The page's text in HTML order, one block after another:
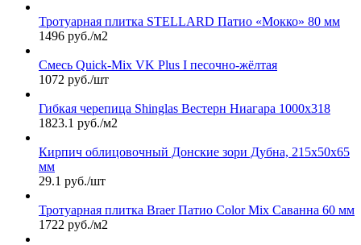
Тротуарная плитка STELLARD Патио «Мокко» 80 мм
1496 руб./м2
Смесь Quick-Mix VK Plus I песочно-жёлтая
1072 руб./шт
Гибкая черепица Shinglas Вестерн Ниагара 1000х318
1823.1 руб./м2
Кирпич облицовочный Донские зори Дубна, 215х50х65
мм
29.1 руб./шт
Тротуарная плитка Braer Патио Color Mix Саванна 60 мм
1722 руб./м2